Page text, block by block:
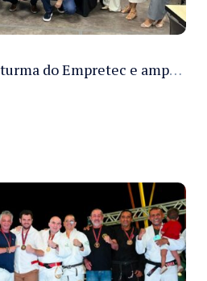
Manaus forma 345ª turma do Empretec e amplia qualificação de empreendedores na cidade